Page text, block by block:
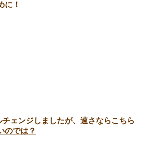
に！
チェンジしましたが、速さならこちら
のでは？